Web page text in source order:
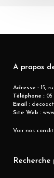
A propos
Adresse : 15,
Téléphone :05
Email :
Site Web :
Voir nos